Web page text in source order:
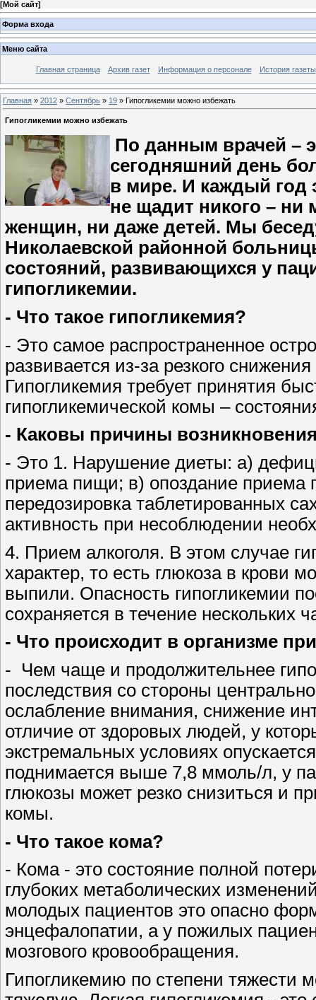
[Мой сайт]
Форма входа
Меню сайта
Главная страница Архив газет Информация о персонале История газеты
Главная » 2012 » Сентябрь » 19 » Гипогликемии можно избежать
Гипогликемии можно избежать
По данным врачей –
сегодняшний день
в мире. И каждый год
не щадит никого –
женщин, ни даже детей. Мы
Николаевской районной
состояний, развивающихся у
гипогликемии.
- Что такое гипогликемия?
- Это самое распространенное
развивается из-за резкого
Гипогликемия требует принятия
гипогликемической комы –
- Каковы причины
- Это 1. Нарушение диеты: а)
приема пищи; в) опоздание приема
передозировка таблетированных
активность при несоблюдении
4. Прием алкоголя. В этом случае
характер, то есть глюкоза в крови
выпили. Опасность гипогликемии
сохраняется в течение нескольких
- Что происходит в организме
-
Чем чаще и продолжительнее
последствия со стороны
ослабление внимания, снижение
отличие от здоровых людей, у
экстремальных условиях
поднимается выше 7,8 ммоль/л, у
глюкозы может резко снизиться и
комы.
- Что такое кома?
- Кома - это состояние полной
глубоких метаболических
молодых пациентов это опасно
энцефалопатии, а у пожилых
мозгового кровообращения.
Гипогликемию по степени тяжести